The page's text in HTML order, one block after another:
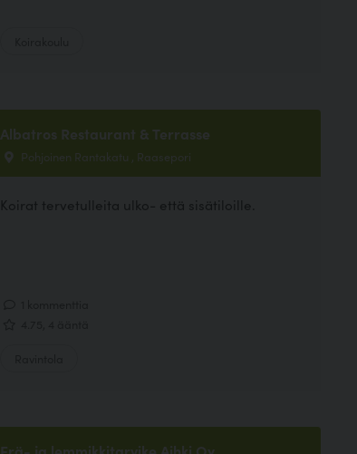
Albatros Restaurant & Terrasse
Pohjoinen Rantakatu , Raasepori
Koirat tervetulleita ulko- että sisätiloille.